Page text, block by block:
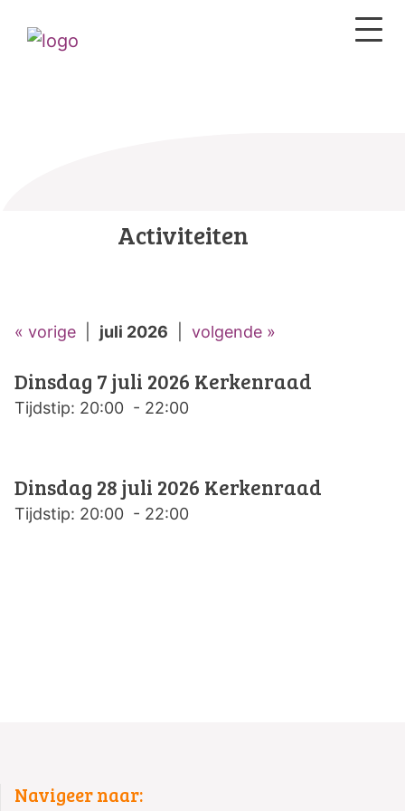
Activiteiten
« vorige juli 2026 volgende »
Dinsdag 7 juli 2026 Kerkenraad
Tijdstip: 20:00 - 22:00
Dinsdag 28 juli 2026 Kerkenraad
Tijdstip: 20:00 - 22:00
Navigeer naar: